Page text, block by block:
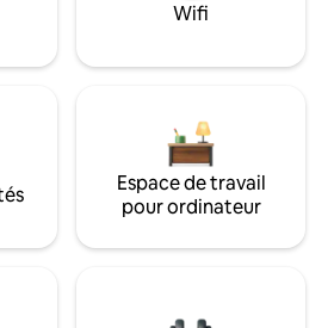
Wifi
Espace de travail
pour ordinateur